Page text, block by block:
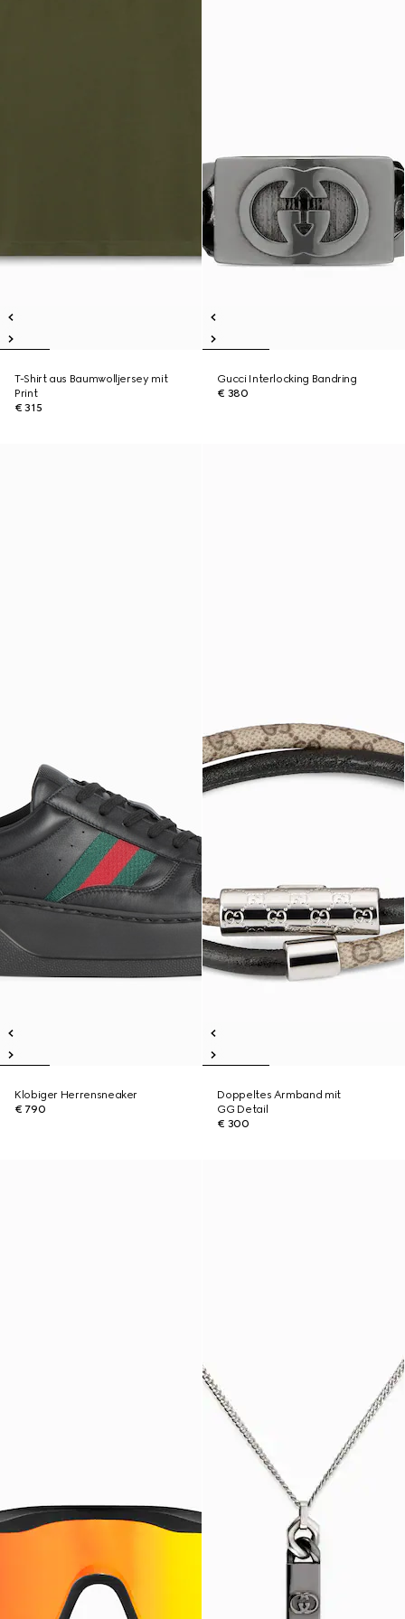
T-Shirt aus Baumwolljersey mit
Print
€ 315
Gucci Interlocking Bandring
€ 380
Klobiger Herrensneaker
€ 790
Doppeltes Armband mit
GG Detail
€ 300